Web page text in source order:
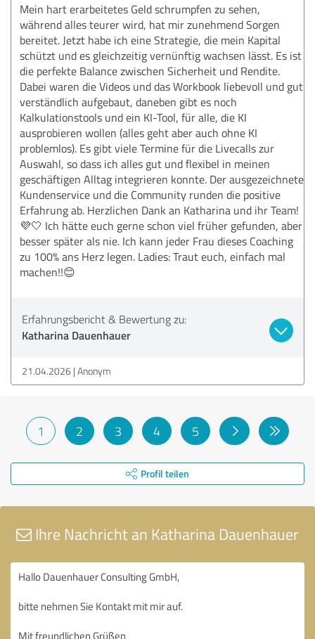
Mein hart erarbeitetes Geld schrumpfen zu sehen,
während alles teurer wird, hat mir zunehmend Sorgen
bereitet. Jetzt habe ich eine Strategie, die mein Kapital
schützt und es gleichzeitig vernünftig wachsen lässt. Es ist
die perfekte Balance zwischen Sicherheit und Rendite.
Dabei waren die Videos und das Workbook liebevoll und gut
verständlich aufgebaut, daneben gibt es noch
Kalkulationstools und ein KI-Tool, für alle, die KI
ausprobieren wollen (alles geht aber auch ohne KI
problemlos). Es gibt viele Termine für die Livecalls zur
Auswahl, so dass ich alles gut und flexibel in meinen
geschäftigen Alltag integrieren konnte. Der ausgezeichnete
Kundenservice und die Community runden die positive
Erfahrung ab. Herzlichen Dank an Katharina und ihr Team!
💜🤍 Ich hätte euch gerne schon viel früher gefunden, aber
besser später als nie. Ich kann jeder Frau dieses Coaching
zu 100% ans Herz legen. Ladies: Traut euch, einfach mal
machen!!😊
Erfahrungsbericht & Bewertung zu:
Katharina Dauenhauer
21.04.2026 Anonym
1 2 3 4 5
Profil teilen
Ihre Nachricht an Katharina Dauenhauer